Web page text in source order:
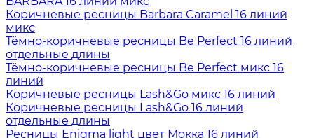
Коричневые ресницы Barbara Caramel 16 линий
микс
Тёмно-коричневые ресницы Be Perfect 16 линий
отдельные длины
Тёмно-коричневые ресницы Be Perfect микс 16
линий
Коричневые ресницы Lash&Go микс 16 линий
Коричневые ресницы Lash&Go 16 линий
отдельные длины
Ресницы Enigma light цвет Мокка 16 линий